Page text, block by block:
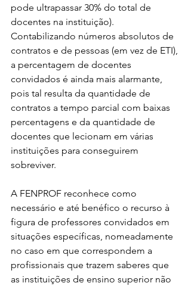
pode ultrapassar 30% do total de
docentes na instituição).
Contabilizando números absolutos de
contratos e de pessoas (em vez de ETI),
a percentagem de docentes
convidados é ainda mais alarmante,
pois tal resulta da quantidade de
contratos a tempo parcial com baixas
percentagens e da quantidade de
docentes que lecionam em várias
instituições para conseguirem
sobreviver.
A FENPROF reconhece como
necessário e até benéfico o recurso à
figura de professores convidados em
situações específicas, nomeadamente
no caso em que correspondem a
profissionais que trazem saberes que
as instituições de ensino superior não